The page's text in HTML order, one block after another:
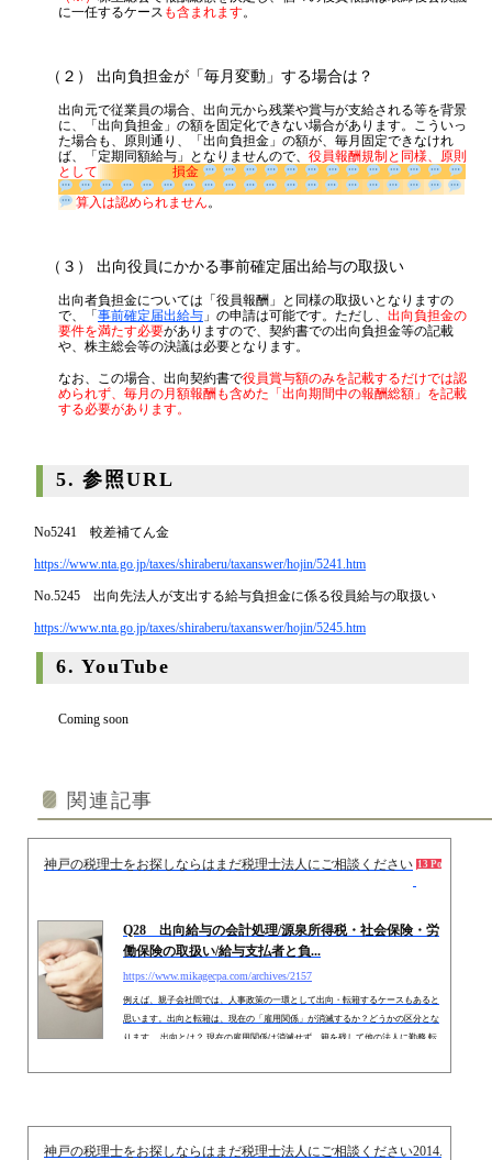
に一任するケース も含まれます。
（２） 出向負担金が「毎月変動」する場合は？
出向元で従業員の場合、出向元から残業や賞与が支給される等を背景
に、「出向負担金」の額を固定化できない場合があります。こういっ
た場合も、原則通り、「出向負担金」の額が、毎月固定できなけれ
ば、「定期同額給与」となりませんので、 役員報酬規制と同様、原則
として
損金
算入は認められません。
（３） 出向役員にかかる事前確定届出給与の取扱い
出向者負担金については「役員報酬」と同様の取扱いとなりますの
で、「 事前確定届出給与 」の申請は可能です。ただし、 出向負担金の
要件を満たす必要がありますので、契約書での出向負担金等の記載
や、株主総会等の決議は必要となります。
なお、この場合、出向契約書で役員賞与額のみを記載するだけでは認
められず、毎月の月額報酬も含めた「出向期間中の報酬総額」を記載
する必要があります。
5. 参照URL
No5241 較差補てん金
https://www.nta.go.jp/taxes/shiraberu/taxanswer/hojin/5241.htm
No.5245 出向先法人が支出する給与負担金に係る役員給与の取扱い
https://www.nta.go.jp/taxes/shiraberu/taxanswer/hojin/5245.htm
6. YouTube
Coming soon
関連記事
神戸の税理士をお探しならはまだ税理士法人にご相談ください 13 Pockets
Q28 出向給与の会計処理/源泉所得税・社会保険・労
働保険の取扱い/給与支払者と負...
https://www.mikagecpa.com/archives/2157
例えば、親子会社間では、人事政策の一環として出向・転籍するケースもあると
思います。出向と転籍は、現在の「雇用関係」が消滅するか？どうかの区分とな
ります。 出向とは？ 現在の雇用関係は消滅せず、籍を残して他の法人に勤務 転
ついては、一般的に転籍前の法人が負担することはありませんので、今回は「出
神戸の税理士をお探しならはまだ税理士法人にご相談ください2014.01.28